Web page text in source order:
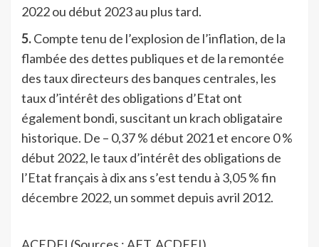
2022 ou début 2023 au plus tard.
5.Compte tenu de l’explosion de l’inflation, de la
flambée des dettes publiques et de la remontée
des taux directeurs des banques centrales, les
taux d’intérêt des obligations d’Etat ont
également bondi, suscitant un krach obligataire
historique. De – 0,37 % début 2021 et encore 0 %
début 2022, le taux d’intérêt des obligations de
l’Etat français à dix ans s’est tendu à 3,05 % fin
décembre 2022, un sommet depuis avril 2012.